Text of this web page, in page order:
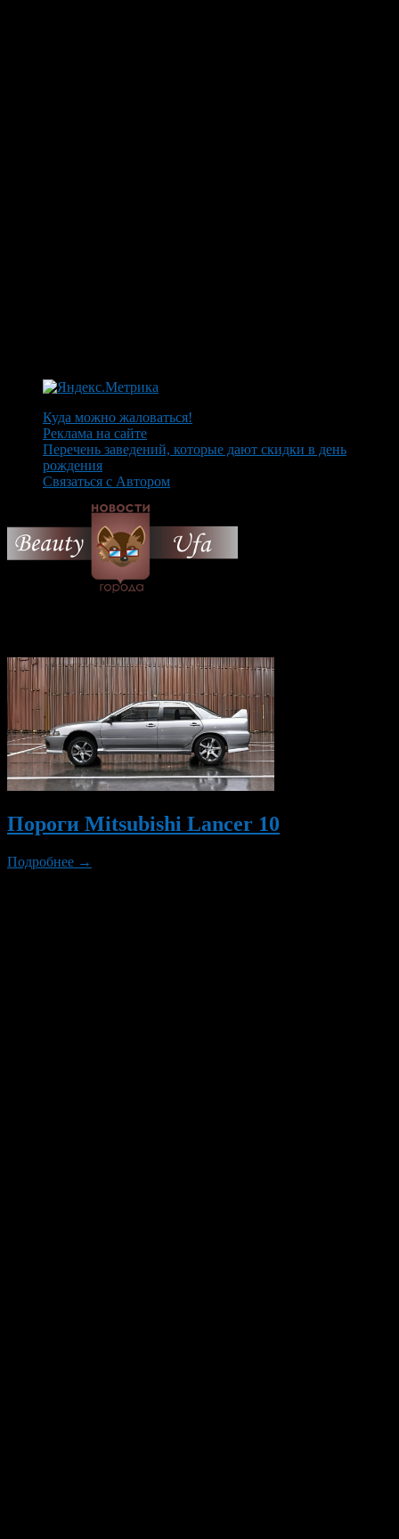
Куда можно жаловаться!
Реклама на сайте
Перечень заведений, которые дают скидки в день
рождения
Связаться с Автором
Пороги Mitsubishi Lancer 10
Подробнее →